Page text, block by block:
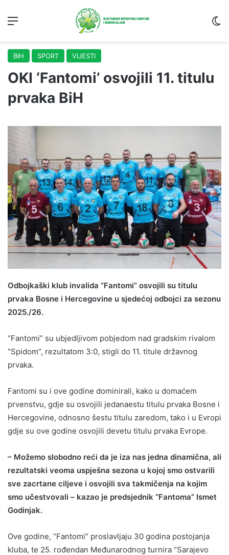
BIH SPORT VIJESTI
OKI ‘Fantomi’ osvojili 11. titulu
prvaka BiH
Odbojkaški klub invalida “Fantomi“ osvojili su titulu
prvaka Bosne i Hercegovine u sjedećoj odbojci za sezonu
2025./26.
“Fantomi” su ubjedljivom pobjedom nad gradskim rivalom
“Spidom”, rezultatom 3:0, stigli do 11. titule državnog
prvaka.
Fantomi su i ove godine dominirali, kako u domaćem
prvenstvu, gdje su osvojili jedanaestu titulu prvaka Bosne i
Hercegovine, odnosno šestu titulu zaredom, tako i u Evropi
gdje su ove godine osvojili devetu titulu prvaka Evrope.
– Možemo slobodno reći da je iza nas jedna dinamična, ali
rezultatski veoma uspješna sezona u kojoj smo ostvarili
sve zacrtane ciljeve i osvojili sva takmičenja na kojim
smo učestvovali – kazao je predsjednik “Fantoma” Ismet
Godinjak.
Ove godine, “Fantomi” proslavljaju 30 godina postojanja
kluba, te 25. rođendan Međunarodnog turnira “Sarajevo